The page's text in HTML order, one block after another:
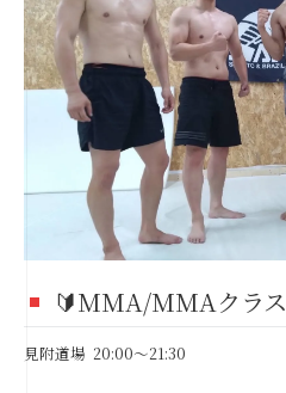
🔰MMA/MMAクラス
見附道場 20:00～21:30